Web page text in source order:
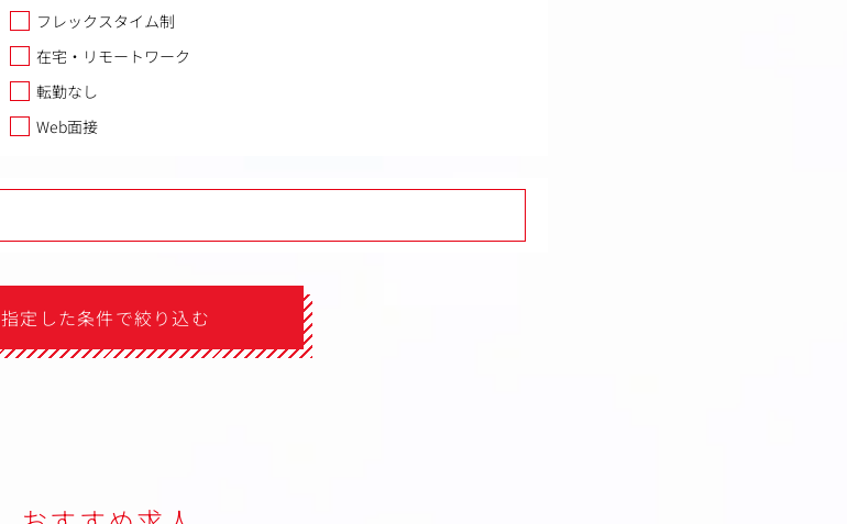
フレックスタイム制
在宅・リモートワーク
転勤なし
Web面接
指定した条件で絞り込む